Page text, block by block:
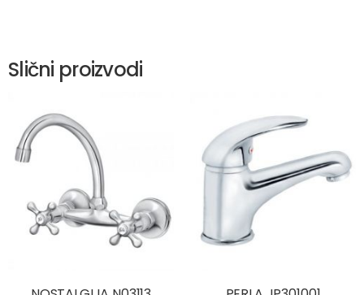
Slični proizvodi